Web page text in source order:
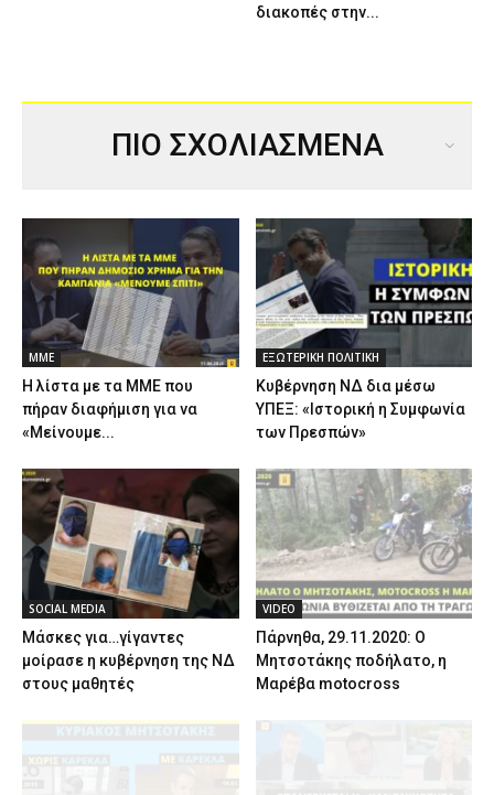
διακοπές στην...
ΠΙΟ ΣΧΟΛΙΑΣΜΕΝΑ
ΜΜΕ
Η λίστα με τα ΜΜΕ που
πήραν διαφήμιση για να
«Μείνουμε...
ΕΞΩΤΕΡΙΚΗ ΠΟΛΙΤΙΚΗ
Κυβέρνηση ΝΔ δια μέσω
ΥΠΕΞ: «Ιστορική η Συμφωνία
των Πρεσπών»
SOCIAL MEDIA
Μάσκες για…γίγαντες
μοίρασε η κυβέρνηση της ΝΔ
στους μαθητές
VIDEO
Πάρνηθα, 29.11.2020: Ο
Μητσοτάκης ποδήλατο, η
Μαρέβα motocross